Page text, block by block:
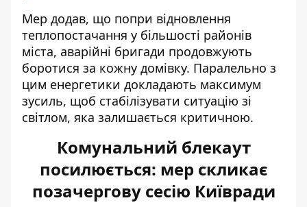
Мер додав, що попри відновлення
теплопостачання у більшості районів
міста, аварійні бригади продовжують
боротися за кожну домівку. Паралельно з
цим енергетики докладають максимум
зусиль, щоб стабілізувати ситуацію зі
світлом, яка залишається критичною.
Комунальний блекаут
посилюється: мер скликає
позачергову сесію Київради